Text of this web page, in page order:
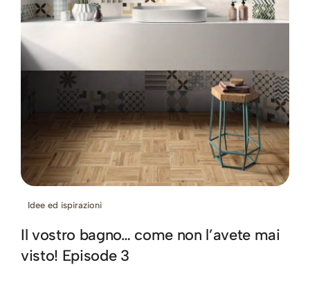
Idee ed ispirazioni
Il vostro bagno… come non l’avete mai
visto! Episode 3